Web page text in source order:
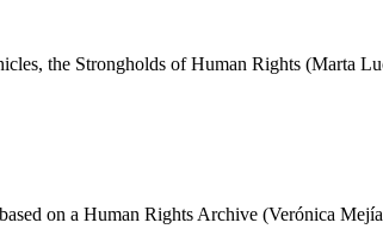
the Strongholds of Human Rights (Marta
on a Human Rights Archive (Verónica